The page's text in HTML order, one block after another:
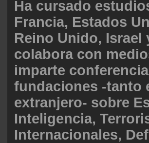
Ha cursado
Francia, Estados
Reino Unido, Israel
colabora con
imparte
fundaciones -tanto
extranjero- sobre
Inteligencia,
Internacionales,